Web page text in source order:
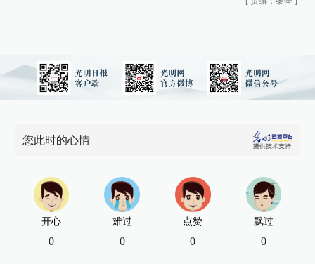
您此时的心情
开心
0
难过
0
点赞
0
飘过
0